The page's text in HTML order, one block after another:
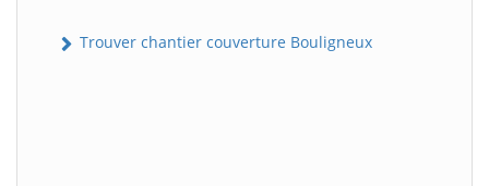
Trouver chantier couverture Bouligneux